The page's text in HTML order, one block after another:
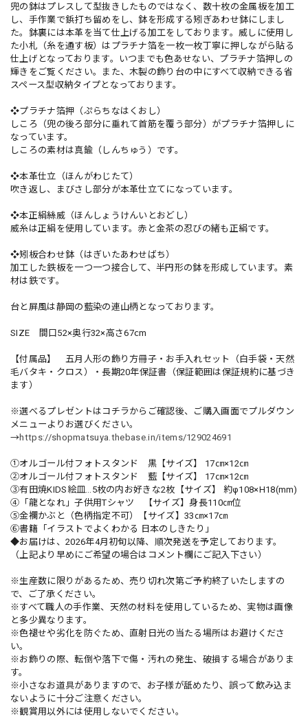
兜の鉢はプレスして型抜きしたものではなく、数十枚の金属板を加工
し、手作業で鋲打ち留めをし、鉢を形成する矧ぎあわせ鉢にしまし
た。鉢裏には本革を当て仕上げる加工をしております。威しに使用し
た小札（糸を通す板）はプラチナ箔を一枚一枚丁寧に押しながら貼る
仕上げとなっております。いつまでも色あせない、プラチナ箔押しの
輝きをご覧ください。また、木製の飾り台の中にすべて収納できる省
スペース型収納タイプとなっております。
❖プラチナ箔押（ぷらちなはくおし）
しころ（兜の後ろ部分に垂れて首筋を覆う部分）がプラチナ箔押しに
なっています。
しころの素材は真鍮（しんちゅう）です。
❖本革仕立（ほんがわじたて）
吹き返し、まびさし部分が本革仕立てになっています。
❖本正絹絲威（ほんしょうけんいとおどし）
威糸は正絹を使用しています。赤と金茶の忍びの緒も正絹です。
❖矧板合わせ鉢（はぎいたあわせばち）
加工した鉄板を一つ一つ接合して、半円形の鉢を形成しています。素
材は鉄です。
台と屏風は静岡の藍染の連山柄となっております。
SIZE 間口52×奥行32×高さ67ⅽm
【付属品】 五月人形の飾り方冊子・お手入れセット（白手袋・天然
毛バタキ・クロス）・長期20年保証書（保証範囲は保証規約に基づき
ます）
※選べるプレゼントはコチラからご確認後、ご購入画面でプルダウン
メニューよりお選びください。
→https://shopmatsuya.thebase.in/items/129024691
①オルゴール付フォトスタンド 黒【サイズ】 17㎝×12㎝
②オルゴール付フォトスタンド 藍【サイズ】 17㎝×12㎝
③有田焼KIDS絵皿…5枚の内お好きな2枚【サイズ】 約φ108×H18(mm)
④「龍となれ」子供用Tシャツ 【サイズ】身長110㎝位
➄金襴かぶと（色柄指定不可）【サイズ】33㎝×17㎝
⑥書籍「イラストでよくわかる 日本のしきたり」
◆お届けは、2026年4月初旬以降、順次発送を予定しております。
（上記より早めにご希望の場合はコメント欄にご記入下さい）
※生産数に限りがあるため、売り切れ次第ご予約終了いたしますの
で、ご了承ください。
※すべて職人の手作業、天然の材料を使用しているため、実物は画像
と多少異なります。
※色褪せや劣化を防ぐため、直射日光の当たる場所はお避けくださ
い。
※お飾りの際、転倒や落下で傷・汚れの発生、破損する場合がありま
す。
※小さなお道具がありますので、お子様が舐めたり、誤って飲み込ま
ないように十分ご注意ください。
※観賞用以外には使用しないでください。